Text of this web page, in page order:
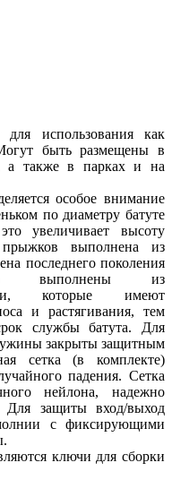
для использования как
быть размещены в
а также в парках и на
особое внимание
по диаметру батуте
увеличивает высоту
выполнена из
последнего поколения
выполнены из
которые имеют
и растягивания, тем
службы батута. Для
закрыты защитным
сетка (в комплекте)
падения. Сетка
нейлона, надежно
Для защиты вход/выход
с фиксирующими
ключи для сборки